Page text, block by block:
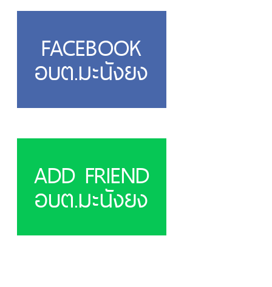
FACEBOOK
อบต.มะนังยง
ADD FRIEND
อบต.มะนังยง